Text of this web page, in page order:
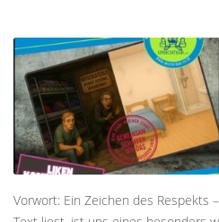
Vorwort: Ein Zeichen des Respekts